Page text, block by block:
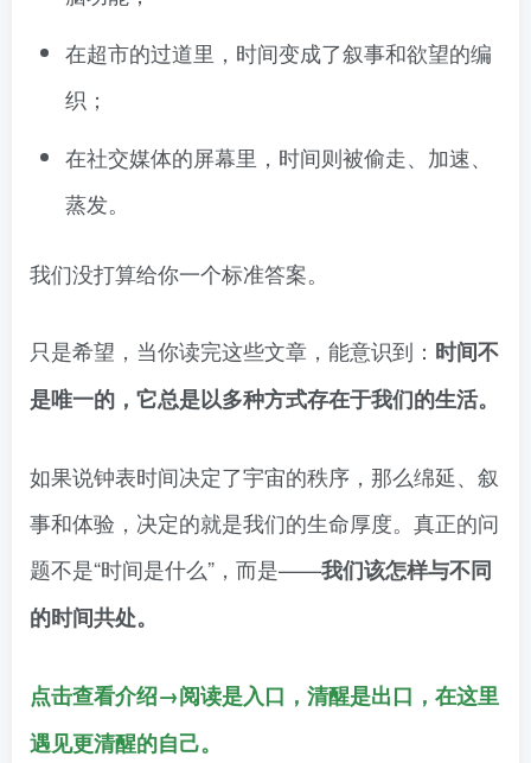
在超市的过道里，时间变成了叙事和欲望的编
织；
在社交媒体的屏幕里，时间则被偷走、加速、
蒸发。
我们没打算给你一个标准答案。
只是希望，当你读完这些文章，能意识到： 时间不
是唯一的，它总是以多种方式存在于我们的生活。
如果说钟表时间决定了宇宙的秩序，那么绵延、叙
事和体验，决定的就是我们的生命厚度。真正的问
题不是“时间是什么”，而是——我们该怎样与不同
的时间共处。
点击查看介绍→阅读是入口，清醒是出口，在这里
遇见更清醒的自己。